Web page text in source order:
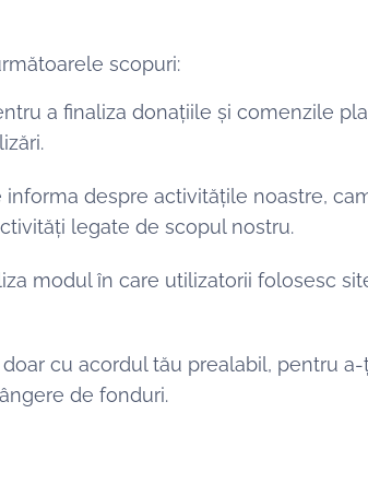
scopuri:
a finaliza donațiile și comenzile
informa despre activitățile noastre,
legate de scopul nostru.
modul în care utilizatorii folosesc
doar cu acordul tău prealabil, pentru
de fonduri.